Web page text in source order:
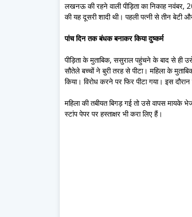
लखनऊ की रहने वाली पीड़िता का निकाह नवंबर,
की यह दूसरी शादी थी। पहली पत्नी से तीन बेटी
पांच द‍िन तक बंधक बनाकर क‍िया दुष्‍कर्म
पीड़िता के मुताबिक, ससुराल पहुंचने के बाद से ही
सौतेले बच्चों ने बुरी तरह से पीटा। महिला के
किया। विरोध करने पर फिर पीटा गया। इस
महिला की तबीयत बिगड़ गई तो उसे वापस मायके
स्टांप पेपर पर हस्ताक्षर भी करा लिए हैं।